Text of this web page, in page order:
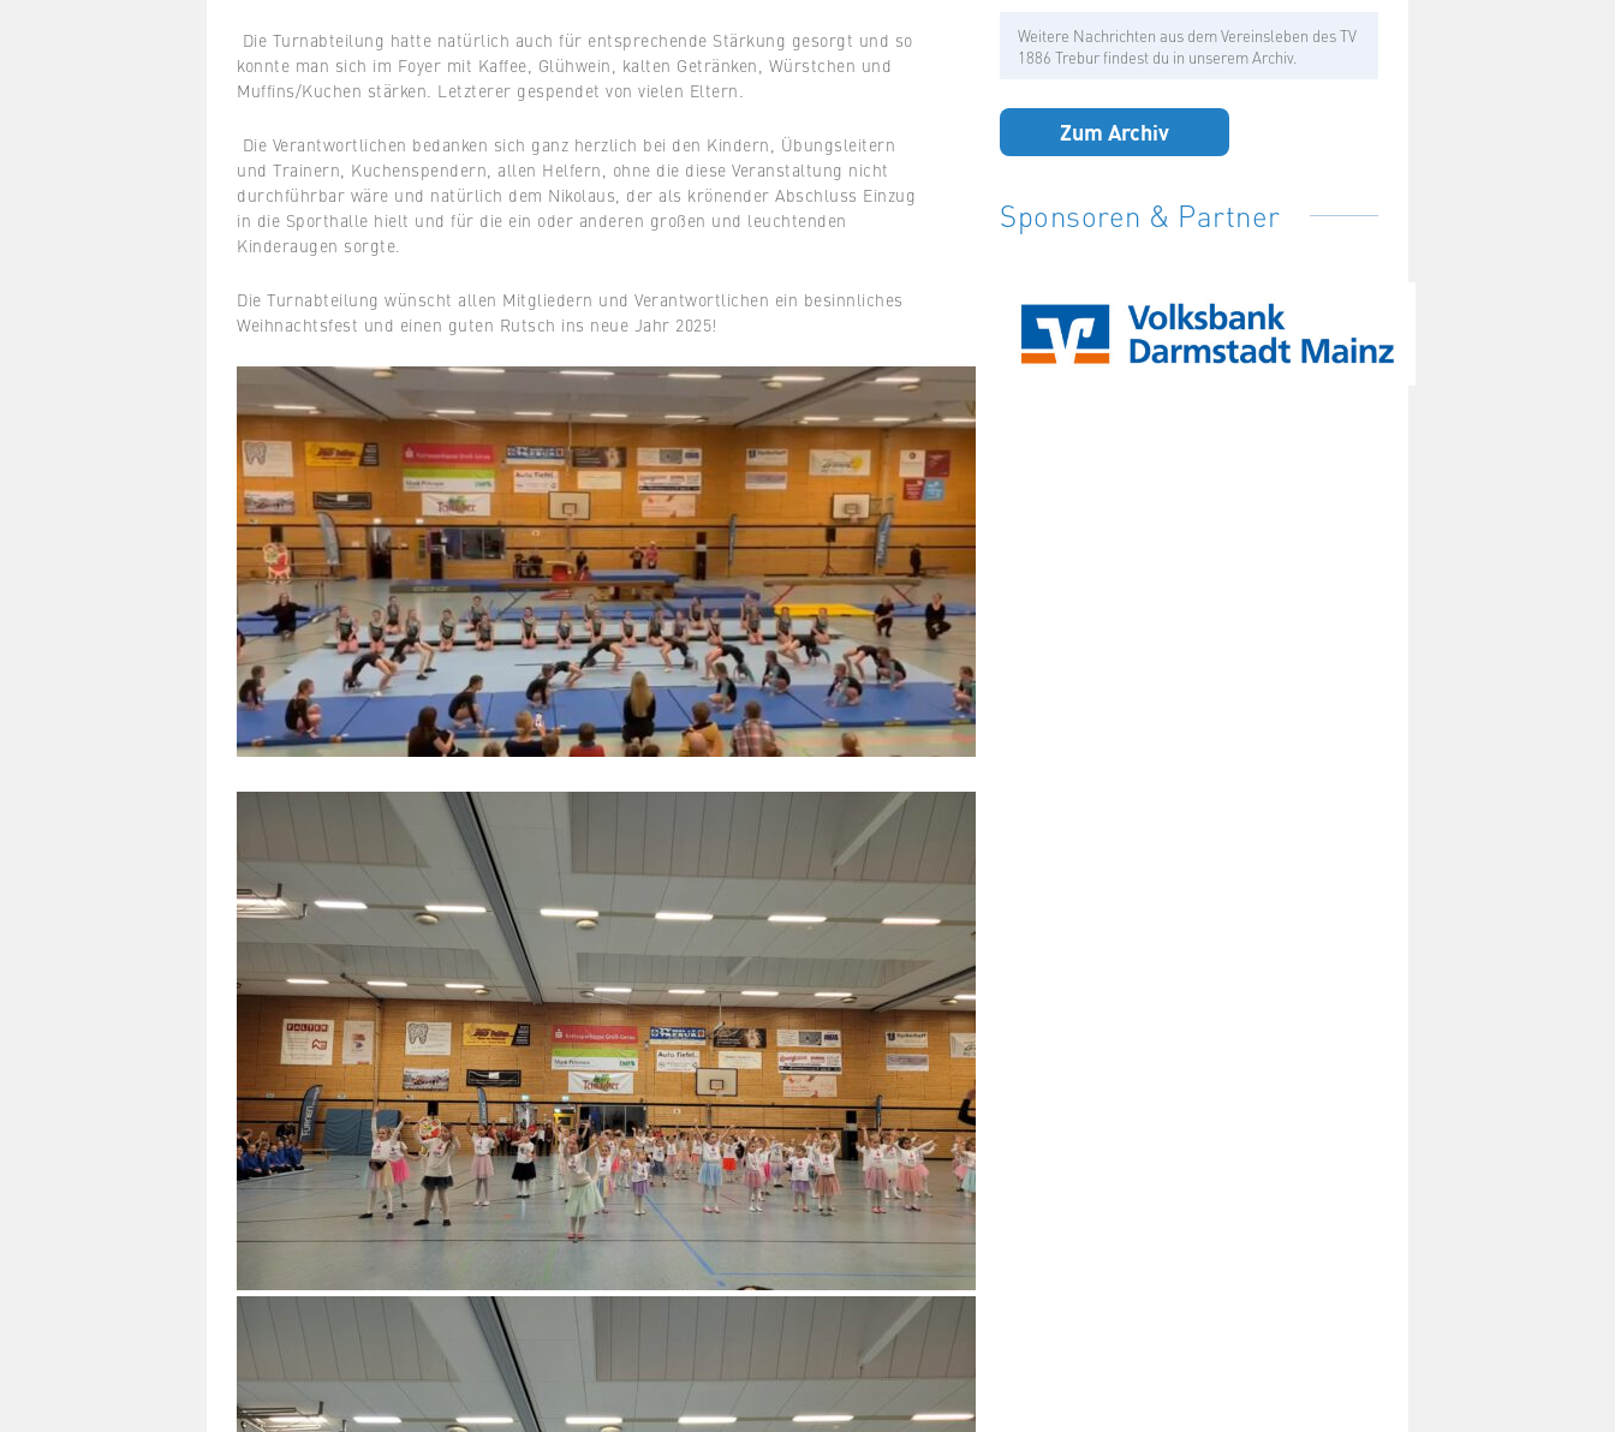
Die Turnabteilung hatte natürlich auch für entsprechende Stärkung gesorgt und so
konnte man sich im Foyer mit Kaffee, Glühwein, kalten Getränken, Würstchen und
Muffins/Kuchen stärken. Letzterer gespendet von vielen Eltern.
Die Verantwortlichen bedanken sich ganz herzlich bei den Kindern, Übungsleitern
und Trainern, Kuchenspendern, allen Helfern, ohne die diese Veranstaltung nicht
durchführbar wäre und natürlich dem Nikolaus, der als krönender Abschluss Einzug
in die Sporthalle hielt und für die ein oder anderen großen und leuchtenden
Kinderaugen sorgte.
Die Turnabteilung wünscht allen Mitgliedern und Verantwortlichen ein besinnliches
Weihnachtsfest und einen guten Rutsch ins neue Jahr 2025!
Weitere Nachrichten aus dem Vereinsleben des TV
1886 Trebur findest du in unserem Archiv.
Zum Archiv
Sponsoren & Partner